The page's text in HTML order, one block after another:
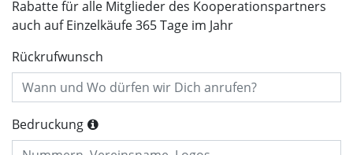
Rabatte für alle Mitglieder des Kooperationspartners
auch auf Einzelkäufe 365 Tage im Jahr
Rückrufwunsch
Bedruckung